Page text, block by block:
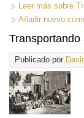
Leer más sobre
Añadir nuevo
Transportando
Publicado por